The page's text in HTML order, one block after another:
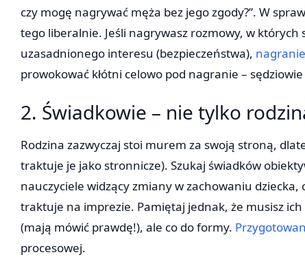
czy mogę nagrywać męża bez jego zgody?”. W
tego liberalnie. Jeśli nagrywasz rozmowy, w
uzasadnionego interesu (bezpieczeństwa),
prowokować kłótni celowo pod nagranie –
2. Świadkowie – nie tylko
Rodzina zazwyczaj stoi murem za swoją stroną,
traktuje je jako stronnicze). Szukaj świadków
nauczyciele widzący zmiany w zachowaniu
traktuje na imprezie. Pamiętaj jednak, że musisz
(mają mówić prawdę!), ale co do formy.
procesowej.